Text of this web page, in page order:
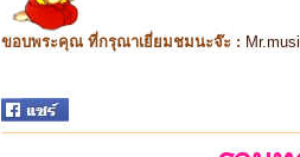
ขอบพระคุณ ที่กรุณาเยี่ยมชมนะจ๊ะ :